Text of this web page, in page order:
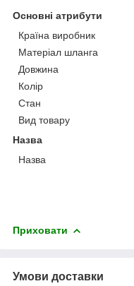
Основні атрибути
Країна виробник
Матеріал шланга
Довжина
Колір
Стан
Вид товару
Назва
Назва
Приховати
Умови доставки